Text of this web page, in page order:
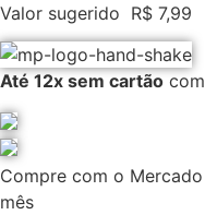
Valor sugerido R$ 7,99
Até 12x sem cartão
Compre com o
mês